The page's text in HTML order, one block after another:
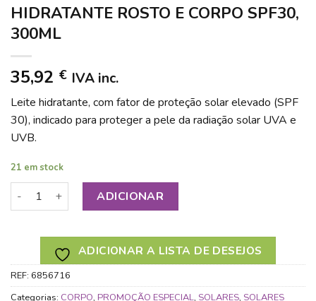
HIDRATANTE ROSTO E CORPO SPF30,
300ML
35,92 € IVA inc.
Leite hidratante, com fator de proteção solar elevado (SPF
30), indicado para proteger a pele da radiação solar UVA e
UVB.
21 em stock
Quantidade de VICHY IDEAL SOLEIL LEITE PROTETOR
ADICIONAR
ADICIONAR A LISTA DE DESEJOS
REF: 6856716
Categorias: CORPO, PROMOÇÃO ESPECIAL, SOLARES, SOLARES